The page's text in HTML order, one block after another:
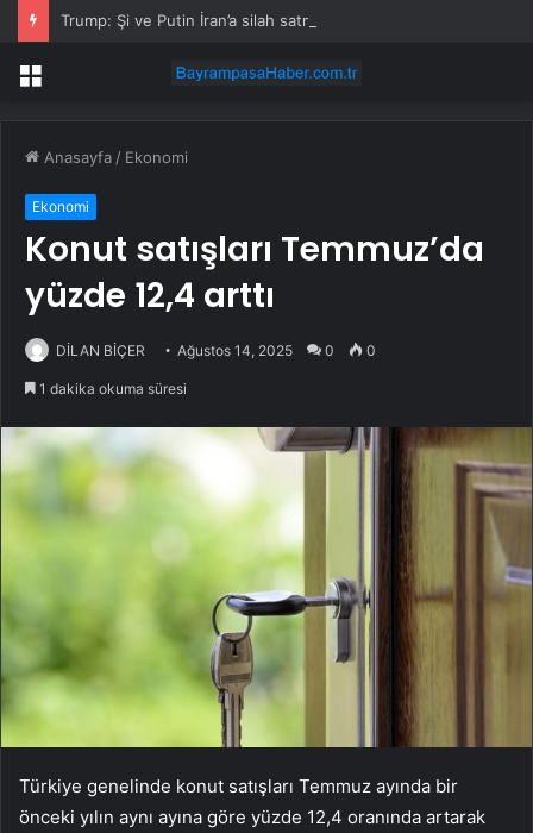
Trump: Şi ve Putin İran’a silah satmayacaklarını söyledi
Menü
Anasayfa / Ekonomi
Ekonomi
Konut satışları Temmuz’da
yüzde 12,4 arttı
DİLAN BİÇER Ağustos 14, 2025 0 0
1 dakika okuma süresi
Türkiye genelinde konut satışları Temmuz ayında bir
önceki yılın aynı ayına göre yüzde 12,4 oranında artarak